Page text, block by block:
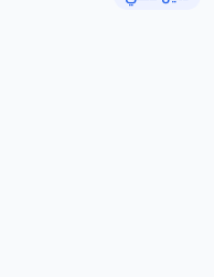
متصل — اسألني أي شيء